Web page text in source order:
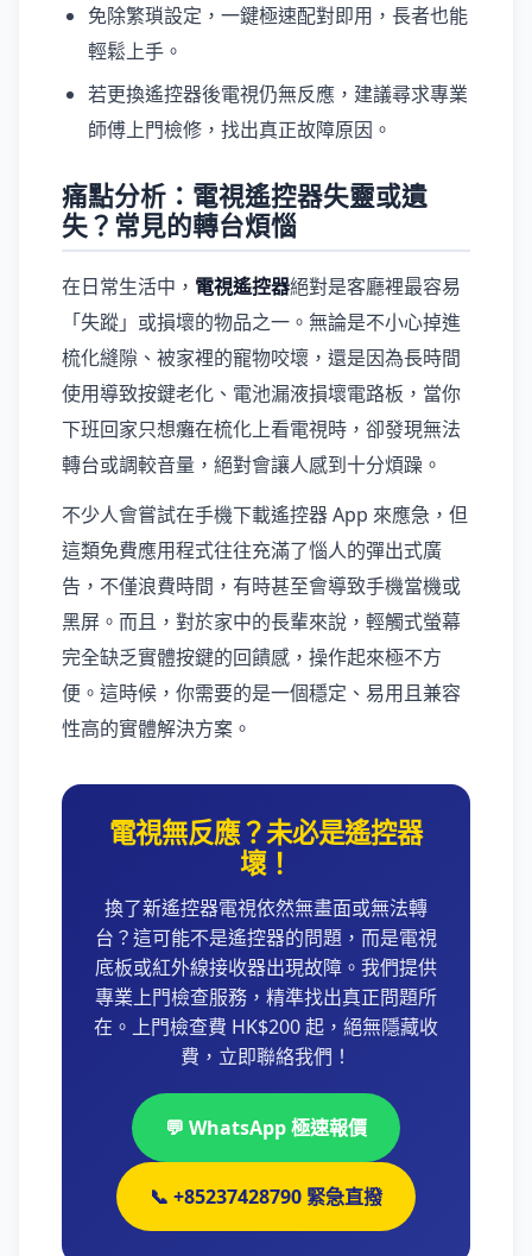
免除繁瑣設定，一鍵極速配對即用，長者也能
輕鬆上手。
若更換遙控器後電視仍無反應，建議尋求專業
師傅上門檢修，找出真正故障原因。
痛點分析：電視遙控器失靈或遺
失？常見的轉台煩惱
在日常生活中， 電視遙控器絕對是客廳裡最容易
「失蹤」或損壞的物品之一。無論是不小心掉進
梳化縫隙、被家裡的寵物咬壞，還是因為長時間
使用導致按鍵老化、電池漏液損壞電路板，當你
下班回家只想癱在梳化上看電視時，卻發現無法
轉台或調較音量，絕對會讓人感到十分煩躁。
不少人會嘗試在手機下載遙控器 App 來應急，但
這類免費應用程式往往充滿了惱人的彈出式廣
告，不僅浪費時間，有時甚至會導致手機當機或
黑屏。而且，對於家中的長輩來說，輕觸式螢幕
完全缺乏實體按鍵的回饋感，操作起來極不方
便。這時候，你需要的是一個穩定、易用且兼容
性高的實體解決方案。
電視無反應？未必是遙控器
壞！
換了新遙控器電視依然無畫面或無法轉
台？這可能不是遙控器的問題，而是電視
底板或紅外線接收器出現故障。我們提供
專業上門檢查服務，精準找出真正問題所
在。上門檢查費 HK$200 起，絕無隱藏收
費，立即聯絡我們！
💬 WhatsApp 極速報價
📞 +85237428790 緊急直撥